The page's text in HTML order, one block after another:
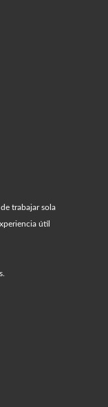
trabajar sola
útil